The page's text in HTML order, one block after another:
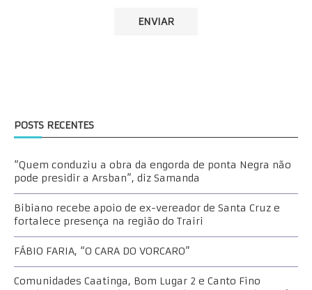
POSTS RECENTES
“Quem conduziu a obra da engorda de ponta Negra não
pode presidir a Arsban”, diz Samanda
Bibiano recebe apoio de ex-vereador de Santa Cruz e
fortalece presença na região do Trairi
FÁBIO FARIA, “O CARA DO VORCARO”
Comunidades Caatinga, Bom Lugar 2 e Canto Fino